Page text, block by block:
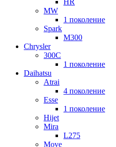
HR
MW
1 поколение
Spark
M300
Chrysler
300C
1 поколение
Daihatsu
Atrai
4 поколение
Esse
1 поколение
Hijet
Mira
L275
Move